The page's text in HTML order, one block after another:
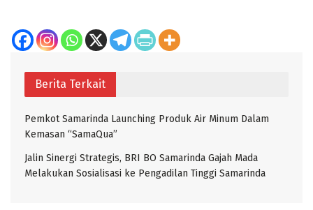
Berita Terkait
Pemkot Samarinda Launching Produk Air Minum Dalam
Kemasan “SamaQua”
Jalin Sinergi Strategis, BRI BO Samarinda Gajah Mada
Melakukan Sosialisasi ke Pengadilan Tinggi Samarinda